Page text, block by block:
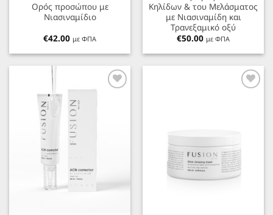
Oρός προσώπου με
Νιασιναμίδιο
€42.00 με ΦΠΑ
Κηλίδων & του Μελάσματος
με Νιασιναμίδη και
Τρανεξαμικό οξύ
€50.00 με ΦΠΑ
Προσθήκη
Προσθήκη